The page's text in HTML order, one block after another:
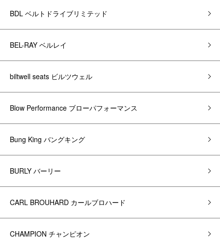
BDL ベルトドライブリミテッド
BEL-RAY ベルレイ
biltwell seats ビルツウェル
Blow Performance ブローパフォーマンス
Bung King バングキング
BURLY バーリー
CARL BROUHARD カールブロハード
CHAMPION チャンピオン